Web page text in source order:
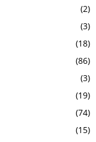
(2)
(3)
(18)
(86)
(3)
(19)
(74)
(15)